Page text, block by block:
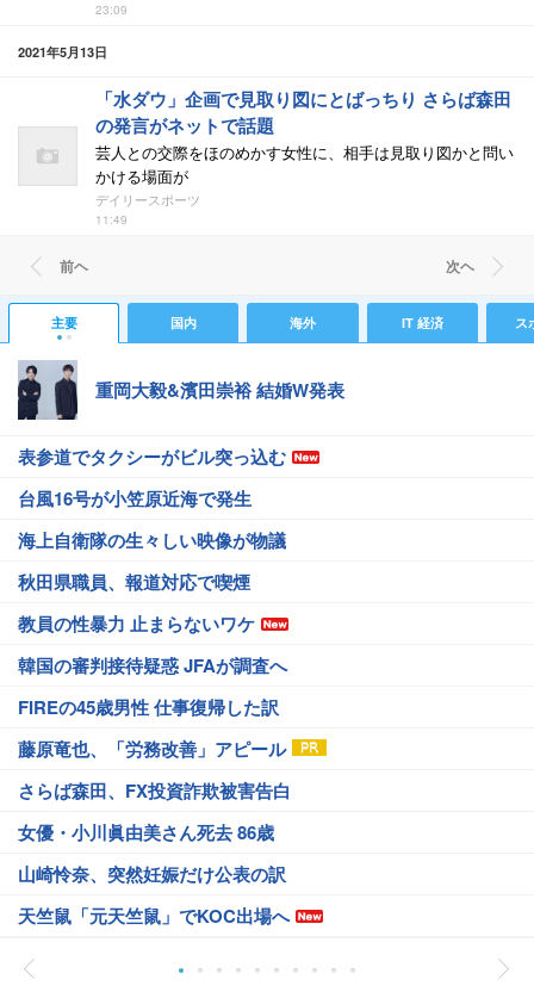
23:09
2021年5月13日
「水ダウ」企画で見取り図にとばっちり さらば森田
の発言がネットで話題
芸人との交際をほのめかす女性に、相手は見取り図かと問い
かける場面が
デイリースポーツ
11:49
前ヘ 次ヘ
主要 国内 海外 IT 経済 ス
重岡大毅&濱田崇裕 結婚W発表
表参道でタクシーがビル突っ込む
台風16号が小笠原近海で発生
海上自衛隊の生々しい映像が物議
秋田県職員、報道対応で喫煙
教員の性暴力 止まらないワケ
韓国の審判接待疑惑 JFAが調査へ
FIREの45歳男性 仕事復帰した訳
藤原竜也、「労務改善」アピール
さらば森田、FX投資詐欺被害告白
女優・小川眞由美さん死去 86歳
山崎怜奈、突然妊娠だけ公表の訳
天竺鼠「元天竺鼠」でKOC出場へ